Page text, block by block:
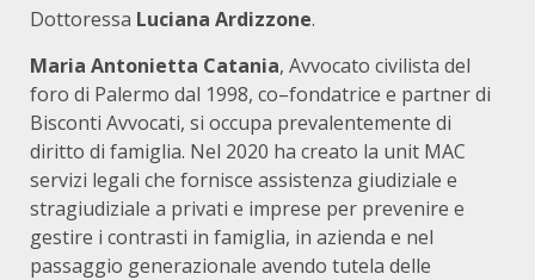
Dottoressa Luciana Ardizzone.
Maria Antonietta Catania, Avvocato civilista del
foro di Palermo dal 1998, co–fondatrice e partner di
Bisconti Avvocati, si occupa prevalentemente di
diritto di famiglia. Nel 2020 ha creato la unit MAC
servizi legali che fornisce assistenza giudiziale e
stragiudiziale a privati e imprese per prevenire e
gestire i contrasti in famiglia, in azienda e nel
passaggio generazionale avendo tutela delle